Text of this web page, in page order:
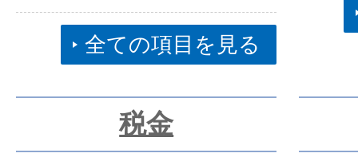
全ての項目を見る
税金